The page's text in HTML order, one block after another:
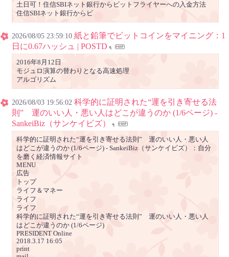
土日可！住信SBIネット銀行からビットフライヤーへの入金方法
住信SBIネット銀行からビ
2026/08/05 23:59:10 紙と鉛筆でビットコインをマイニング：1
日に0.67ハッシュ | POSTD
2016年8月12日
モジュロ演算の替わりとなる高速処理
アルゴリズム
2026/08/03 19:56:02 科学的に証明された“運を引き寄せる法
則” 運のいい人・悪い人はどこが違うのか (1/6ページ) -
SankeiBiz（サンケイビズ）
科学的に証明された“運を引き寄せる法則” 運のいい人・悪い人
はどこが違うのか (1/6ページ) - SankeiBiz（サンケイビズ）：自分
を磨く経済情報サイト
MENU
広告
トップ
ライフ＆マネー
ライフ
ライフ
科学的に証明された“運を引き寄せる法則” 運のいい人・悪い人
はどこが違うのか (1/6ページ)
PRESIDENT Online
2018.3.17 16:05
print